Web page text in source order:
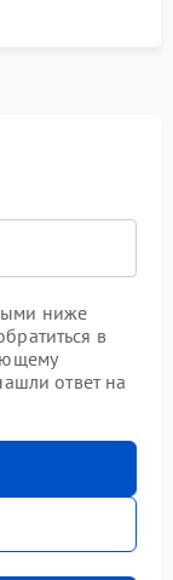
ниже
в
ответ на